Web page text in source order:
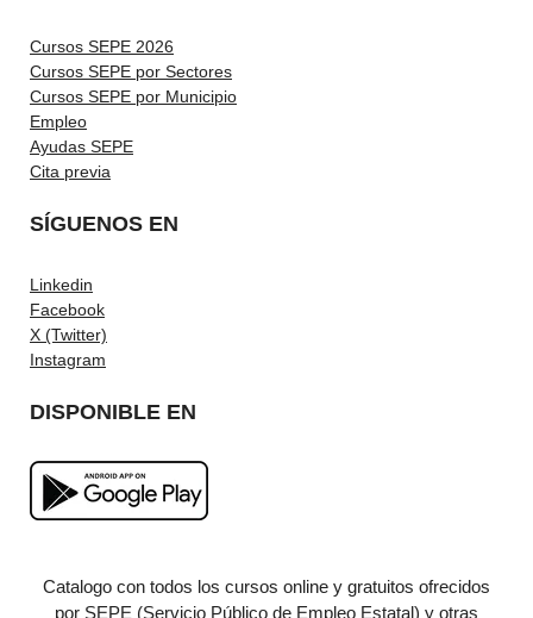
Cursos SEPE 2026
Cursos SEPE por Sectores
Cursos SEPE por Municipio
Empleo
Ayudas SEPE
Cita previa
SÍGUENOS EN
Linkedin
Facebook
X (Twitter)
Instagram
DISPONIBLE EN
Catalogo con todos los cursos online y gratuitos ofrecidos
por SEPE (Servicio Público de Empleo Estatal) y otras